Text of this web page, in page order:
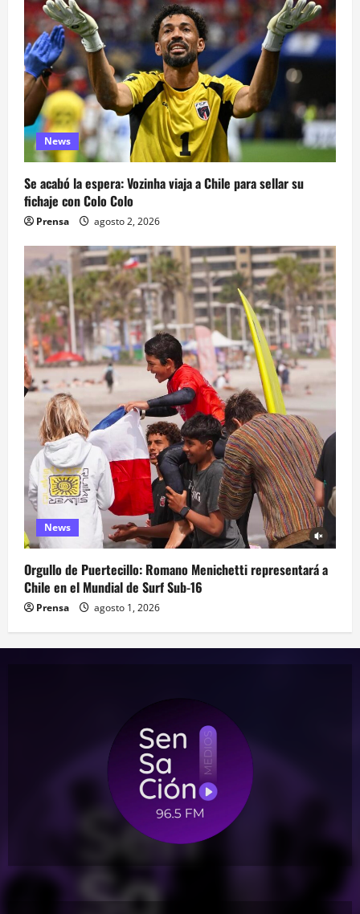
News
Se acabó la espera: Vozinha viaja a Chile para sellar su
fichaje con Colo Colo
Prensa agosto 2, 2026
News
Orgullo de Puertecillo: Romano Menichetti representará a
Chile en el Mundial de Surf Sub-16
Prensa agosto 1, 2026